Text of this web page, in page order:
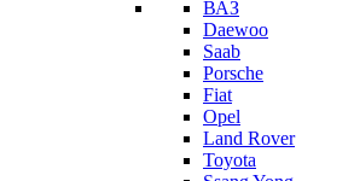
ВАЗ
Daewoo
Saab
Porsche
Fiat
Opel
Land Rover
Toyota